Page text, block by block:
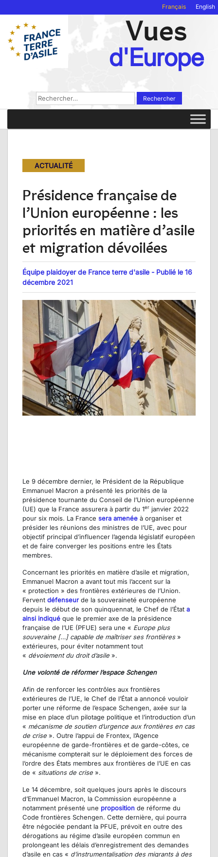
Français English
Vues
d'Europe
Rechercher :
ACTUALITÉ
Présidence française de
l’Union européenne : les
priorités en matière d’asile
et migration dévoilées
Équipe plaidoyer de France terre d'asile - Publié le 16
décembre 2021
Le 9 décembre dernier, le Président de la République
Emmanuel Macron a présenté les priorités de la
présidence tournante du Conseil de l’Union européenne
(UE) que la France assurera à partir du 1er janvier 2022
pour six mois. La France sera amenée à organiser et
présider les réunions des ministres de l’UE, avec pour
objectif principal d’influencer l’agenda législatif européen
et de faire converger les positions entre les États
membres.
Concernant les priorités en matière d’asile et migration,
Emmanuel Macron a avant tout mis l’accent sur la
« protection » des frontières extérieures de l’Union.
Fervent défenseurde la souveraineté européenne
depuis le début de son quinquennat, le Chef de l’État a
ainsi indiqué que le premier axe de la présidence
française de l’UE (PFUE) sera une « Europe plus
souveraine […] capable de maîtriser ses frontières»
extérieures, pour éviter notamment tout
« dévoiement du droit d’asile ».
Une volonté de réformer l’espace Schengen
Afin de renforcer les contrôles aux frontières
extérieures de l’UE, le Chef de l’État a annoncé vouloir
porter une réforme de l’espace Schengen, axée sur la
mise en place d’un pilotage politique et l’introduction d’un
« mécanisme de soutien d’urgence aux frontières en cas
de crise ». Outre l’appui de Frontex, l’Agence
européenne de garde-frontières et de garde-côtes, ce
mécanisme compterait sur le déploiement des forces de
l’ordre des États membres aux frontières de l’UE en cas
de « situations de crise ».
Le 14 décembre, soit quelques jours après le discours
d’Emmanuel Macron, la Commission européenne a
notamment présenté une proposition de réforme du
Code frontières Schengen. Cette dernière, qui pourra
être négociée pendant la PFUE, prévoit en outre des
dérogations au régime d’asile européen commun en
prolongeant les délais d’enregistrement des demandes
d’asile en cas « d’instrumentalisation des migrants à des